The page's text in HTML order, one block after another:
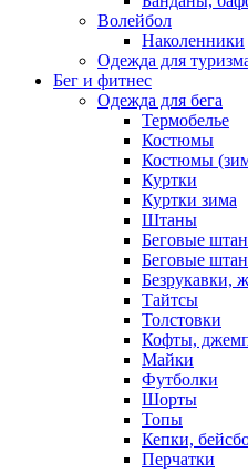
Волейбол
Наколенники
Одежда для
Бег и фитнес
Одежда для бега
Термобелье
Костюмы
Костюмы
Куртки
Куртки зима
Штаны
Беговые
Беговые
Безрукавки,
Тайтсы
Толстовки
Кофты,
Майки
Футболки
Шорты
Топы
Кепки,
Перчатки